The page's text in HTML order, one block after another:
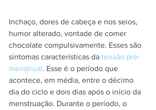
Inchaço, dores de cabeça e nos seios,
humor alterado, vontade de comer
chocolate compulsivamente. Esses são
sintomas características da tensão pré-
menstrual. Esse é o período que
acontece, em média, entre o décimo
dia do ciclo e dois dias após o início da
menstruação. Durante o período, o